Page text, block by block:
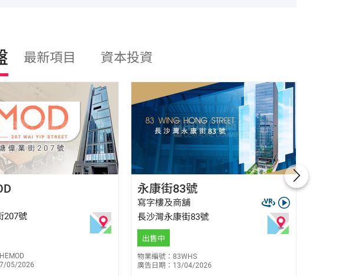
最新項目 資本投資
177859
207號
05/2026
E-144769
6130 8935
永康街83號
寫字樓及商舖
長沙灣永康街83號
出售中
物業編號：83WHS
廣告日期：13/04/2026